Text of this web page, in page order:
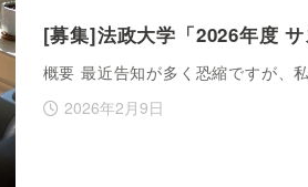
[募集]法政大学「2026年度
概要 最近告知が多く恐縮ですが、
2026年2月9日